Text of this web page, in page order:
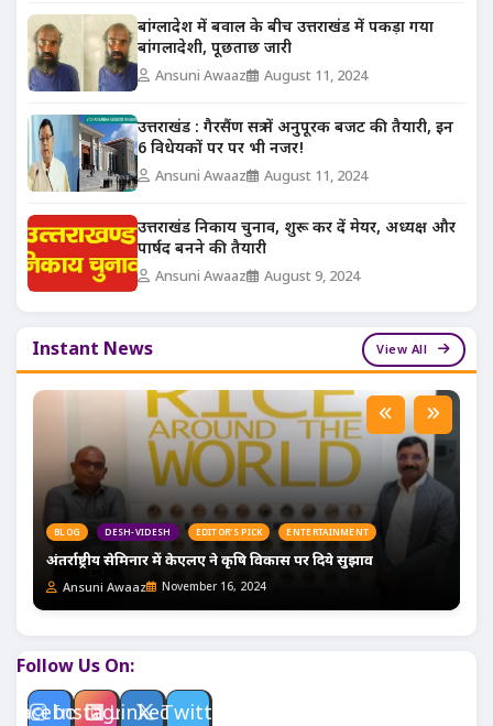
बांग्लादेश में बवाल के बीच उत्तराखंड में पकड़ा गया
बांगलादेशी, पूछताछ जारी
Ansuni Awaaz August 11, 2024
उत्तराखंड : गैरसैंण सत्र में अनुपूरक बजट की तैयारी, इन
6 विधेयकों पर पर भी नजर!
Ansuni Awaaz August 11, 2024
उत्तराखंड निकाय चुनाव, शुरू कर दें मेयर, अध्यक्ष और
पार्षद बनने की तैयारी
Ansuni Awaaz August 9, 2024
Instant News View All
BLOG DESH-VIDESH EDITOR'S PICK ENTERTAINMENT
अंतर्राष्ट्रीय सेमिनार में केएलए ने कृषि विकास पर दिये सुझाव
Ansuni Awaaz November 16, 2024
Follow Us On:
Facebook
Instagram
LinkedinTwitter